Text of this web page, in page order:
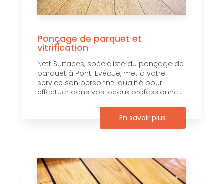
Ponçage de parquet et
vitrification
Nett Surfaces, spécialiste du ponçage de
parquet à Pont-Evêque, met à votre
service son personnel qualifié pour
effectuer dans vos locaux professionne...
En savoir plus